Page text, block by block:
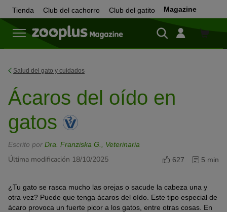
Tienda Club del cachorro Club del gatito Magazine
Tienda
Salud del gato y cuidados
Ácaros del oído en
gatos
Escrito por Dra. Franziska G., Veterinaria
Última modificación 18/10/2025 627 5 min
¿Tu gato se rasca mucho las orejas o sacude la cabeza una y
otra vez? Puede que tenga ácaros del oído. Este tipo especial de
ácaro provoca un fuerte picor a los gatos, entre otras cosas. En